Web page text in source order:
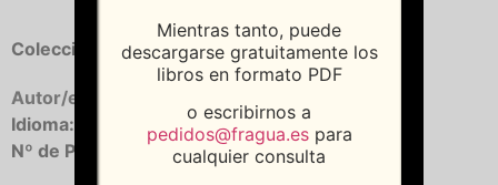
Colección: 245
Autor/es:
Idioma:
Nº de Páginas:
152
Mientras tanto, puede
descargarse gratuitamente los
libros en formato PDF
o escribirnos a
pedidos@fragua.espara
cualquier consulta